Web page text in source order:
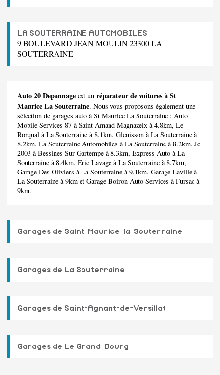
LA SOUTERRAINE AUTOMOBILES
9 BOULEVARD JEAN MOULIN 23300 LA
SOUTERRAINE
Auto 20 Depannage est un réparateur de voitures à St
Maurice La Souterraine. Nous vous proposons également une
sélection de garages auto à St Maurice La Souterraine : Auto
Mobile Services 87 à Saint Amand Magnazeix à 4.8km, Le
Rorqual à La Souterraine à 8.1km, Glenisson à La Souterraine à
8.2km, La Souterraine Automobiles à La Souterraine à 8.2km, Jc
2003 à Bessines Sur Gartempe à 8.3km, Express Auto à La
Souterraine à 8.4km, Eric Lavage à La Souterraine à 8.7km,
Garage Des Oliviers à La Souterraine à 9.1km, Garage Laville à
La Souterraine à 9km et Garage Boiron Auto Services à Fursac à
9km.
Garages de Saint-Maurice-la-Souterraine
Garages de La Souterraine
Garages de Saint-Agnant-de-Versillat
Garages de Le Grand-Bourg